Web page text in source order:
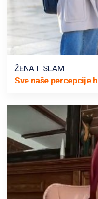
ŽENA I ISLAM
Sve naše percepcije